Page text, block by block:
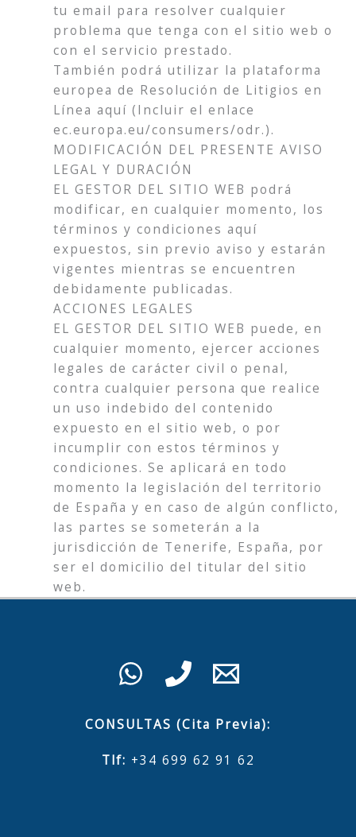
tu email para resolver cualquier
problema que tenga con el sitio web o
con el servicio prestado.
También podrá utilizar la plataforma
europea de Resolución de Litigios en
Línea aquí (Incluir el enlace
ec.europa.eu/consumers/odr.).
MODIFICACIÓN DEL PRESENTE AVISO
LEGAL Y DURACIÓN
EL GESTOR DEL SITIO WEB podrá
modificar, en cualquier momento, los
términos y condiciones aquí
expuestos, sin previo aviso y estarán
vigentes mientras se encuentren
debidamente publicadas.
ACCIONES LEGALES
EL GESTOR DEL SITIO WEB puede, en
cualquier momento, ejercer acciones
legales de carácter civil o penal,
contra cualquier persona que realice
un uso indebido del contenido
expuesto en el sitio web, o por
incumplir con estos términos y
condiciones. Se aplicará en todo
momento la legislación del territorio
de España y en caso de algún conflicto,
las partes se someterán a la
jurisdicción de Tenerife, España, por
ser el domicilio del titular del sitio
web.
CONSULTAS (Cita Previa):
Tlf: +34 699 62 91 62